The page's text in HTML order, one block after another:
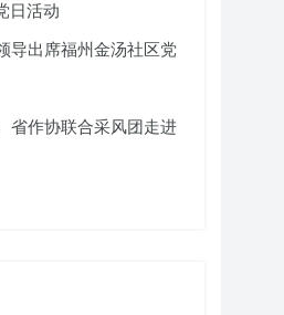
日活动
导出席福州金汤社区党
省作协联合采风团走进